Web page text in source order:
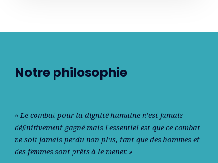
Notre philosophie
« Le combat pour la dignité humaine n’est jamais
déﬁnitivement gagné mais l’essentiel est que ce combat
ne soit jamais perdu non plus, tant que des hommes et
des femmes sont prêts à le mener. »